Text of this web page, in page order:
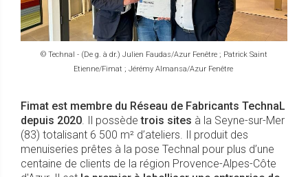
© Technal - (De g. à dr.) Julien Faudas/Azur Fenêtre ; Patrick Saint
Etienne/Fimat ; Jérémy Almansa/Azur Fenêtre
Fimat est membre du Réseau de Fabricants TechnaL
depuis 2020. Il possèdetrois sites à la Seyne-sur-Mer
(83) totalisant 6 500 m² d’ateliers. Il produit des
menuiseries prêtes à la pose Technal pour plus d’une
centaine de clients de la région Provence-Alpes-Côte